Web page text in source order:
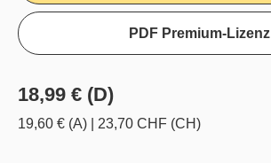
PDF Premium-Lizenz
18,99 € (D)
19,60 € (A) 23,70 CHF (CH)